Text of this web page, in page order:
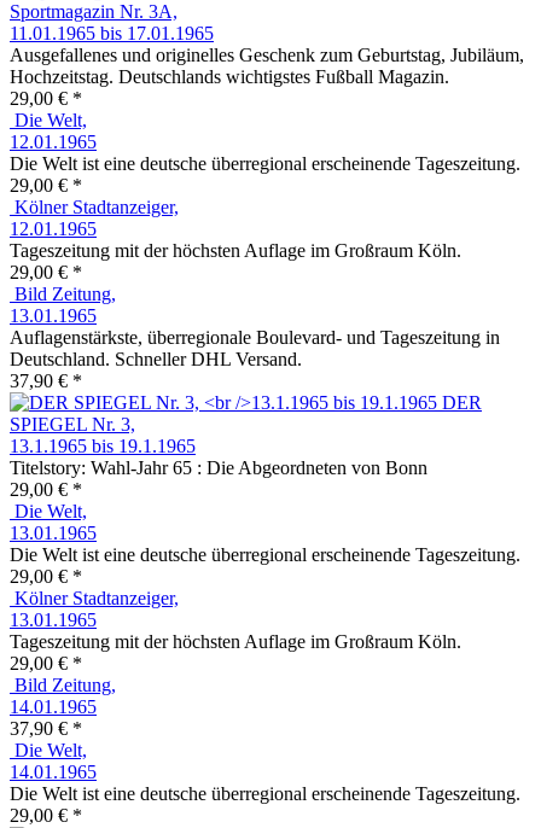
Sportmagazin Nr. 3A,
11.01.1965 bis 17.01.1965
Ausgefallenes und originelles Geschenk zum Geburtstag, Jubiläum,
Hochzeitstag. Deutschlands wichtigstes Fußball Magazin.
29,00 € *
Die Welt,
12.01.1965
Die Welt ist eine deutsche überregional erscheinende Tageszeitung.
29,00 € *
Kölner Stadtanzeiger,
12.01.1965
Tageszeitung mit der höchsten Auflage im Großraum Köln.
29,00 € *
Bild Zeitung,
13.01.1965
Auflagenstärkste, überregionale Boulevard- und Tageszeitung in
Deutschland. Schneller DHL Versand.
37,90 € *
DER
SPIEGEL Nr. 3,
13.1.1965 bis 19.1.1965
Titelstory: Wahl-Jahr 65 : Die Abgeordneten von Bonn
29,00 € *
Die Welt,
13.01.1965
Die Welt ist eine deutsche überregional erscheinende Tageszeitung.
29,00 € *
Kölner Stadtanzeiger,
13.01.1965
Tageszeitung mit der höchsten Auflage im Großraum Köln.
29,00 € *
Bild Zeitung,
14.01.1965
37,90 € *
Die Welt,
14.01.1965
Die Welt ist eine deutsche überregional erscheinende Tageszeitung.
29,00 € *